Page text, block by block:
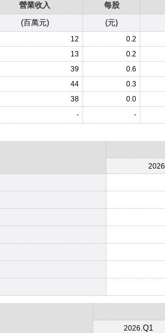
營業收入 每股
(百萬元)
(元)
12 0.2
13 0.2
39 0.6
44 0.3
38 0.0
- -
2026
2026.Q1